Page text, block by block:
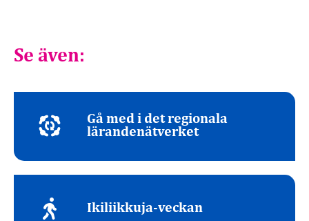
Se även:
Gå med i det regionala
lärandenätverket